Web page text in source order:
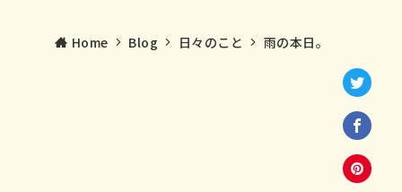
Home Blog 日々のこと 雨の本日。